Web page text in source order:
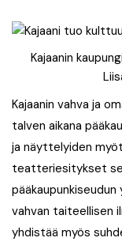
Kajaanin
Kajaanin vahva ja
talven aikana
ja näyttelyiden
teatteriesitykset
vahvan taiteellisen
yhdistää myös